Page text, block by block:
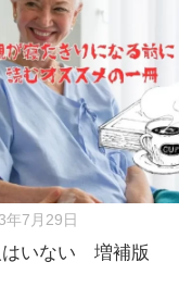
年7月29日
はいない 増補版